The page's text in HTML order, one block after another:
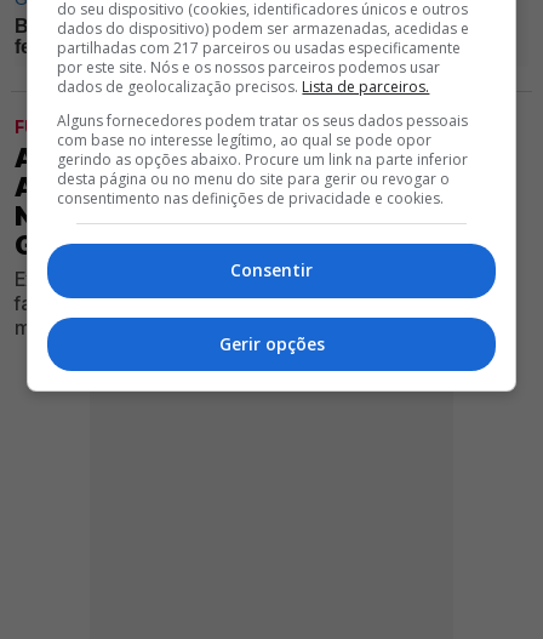
FUTEBOL
ATENÇÃO, BENFICA! APÓS SER
APONTADO A PORTUGAL, DARWIN
NÚÑEZ ESGOTA OPÇÕES E FUTURO
GANHA FORMA
Ex-avançado das águias está de saída do Al Hilal, mas
falta de propostas concretas fazem o clube saudita
mudar de estratégia
do seu dispositivo (cookies, identificadores únicos e outros
dados do dispositivo) podem ser armazenadas, acedidas e
partilhadas com 217 parceiros ou usadas especificamente
por este site. Nós e os nossos parceiros podemos usar
dados de geolocalização precisos. Lista de parceiros.
Alguns fornecedores podem tratar os seus dados pessoais
com base no interesse legítimo, ao qual se pode opor
gerindo as opções abaixo. Procure um link na parte inferior
desta página ou no menu do site para gerir ou revogar o
consentimento nas definições de privacidade e cookies.
Consentir
Gerir opções